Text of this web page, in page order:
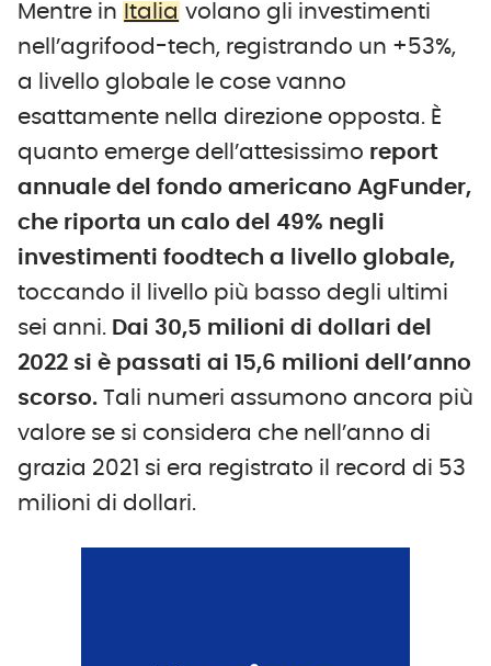
Mentre in Italia volano gli investimenti
nell’agrifood-tech, registrando un +53%,
a livello globale le cose vanno
esattamente nella direzione opposta. È
quanto emerge dell’attesissimo report
annuale del fondo americano AgFunder,
che riporta un calo del 49% negli
investimenti foodtech a livello globale,
toccando il livello più basso degli ultimi
sei anni. Dai 30,5 milioni di dollari del
2022 si è passati ai 15,6 milioni dell’anno
scorso. Tali numeri assumono ancora più
valore se si considera che nell’anno di
grazia 2021 si era registrato il record di 53
milioni di dollari.